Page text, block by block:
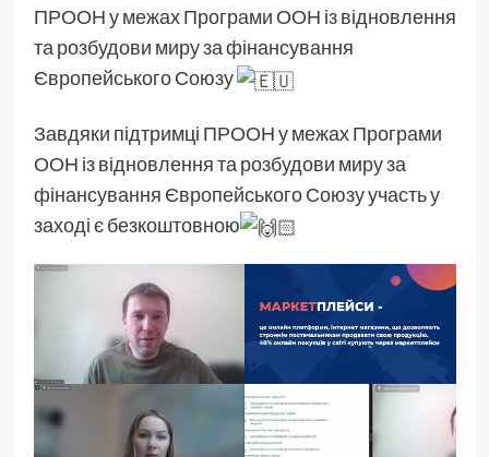
ПРООН у межах Програми ООН із відновлення
та розбудови миру за фінансування
Європейського Союзу
Завдяки підтримці ПРООН у межах Програми
ООН із відновлення та розбудови миру за
фінансування Європейського Союзу участь у
заході є безкоштовною